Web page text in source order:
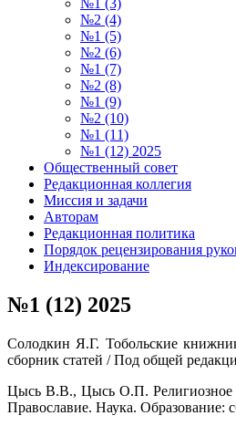
№1 (3)
№2 (4)
№1 (5)
№2 (6)
№1 (7)
№2 (8)
№1 (9)
№2 (10)
№1 (11)
№1 (12) 2025
Общественный совет
Редакционная коллегия
Миссия и задачи
Авторам
Редакционная политика
Порядок рецензирования
Индексирование
№1 (12) 2025
Солодкин Я.Г. Тобольские
сборник статей / Под общей
Цысь В.В., Цысь О.П. Религиозное
Православие. Наука.